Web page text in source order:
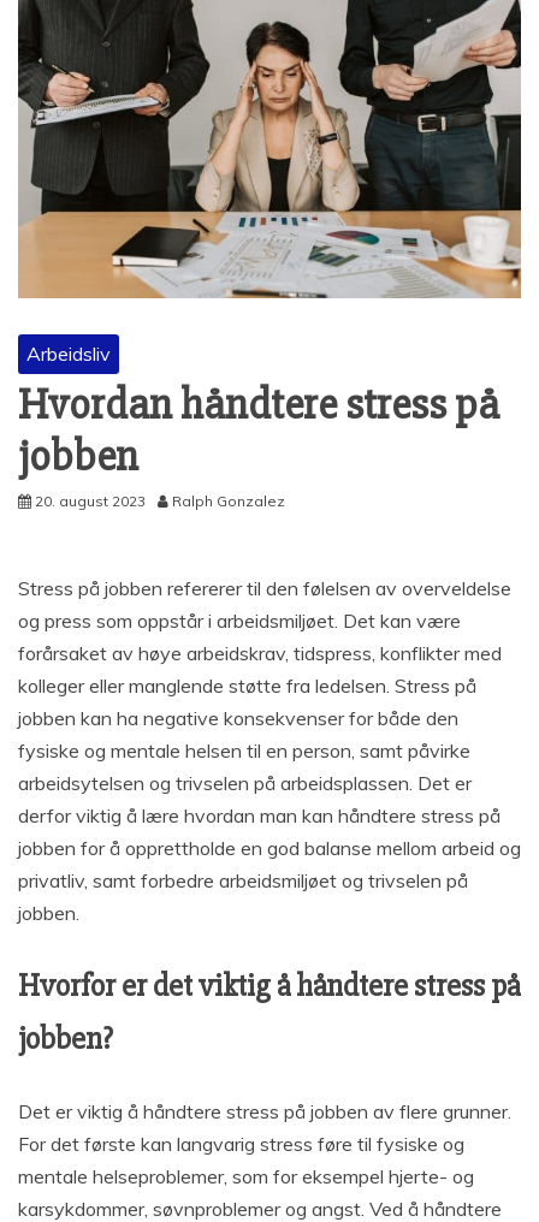
Arbeidsliv
Hvordan håndtere stress på
jobben
20. august 2023 Ralph Gonzalez
Stress på jobben refererer til den følelsen av overveldelse
og press som oppstår i arbeidsmiljøet. Det kan være
forårsaket av høye arbeidskrav, tidspress, konflikter med
kolleger eller manglende støtte fra ledelsen. Stress på
jobben kan ha negative konsekvenser for både den
fysiske og mentale helsen til en person, samt påvirke
arbeidsytelsen og trivselen på arbeidsplassen. Det er
derfor viktig å lære hvordan man kan håndtere stress på
jobben for å opprettholde en god balanse mellom arbeid og
privatliv, samt forbedre arbeidsmiljøet og trivselen på
jobben.
Hvorfor er det viktig å håndtere stress på
jobben?
Det er viktig å håndtere stress på jobben av flere grunner.
For det første kan langvarig stress føre til fysiske og
mentale helseproblemer, som for eksempel hjerte- og
karsykdommer, søvnproblemer og angst. Ved å håndtere